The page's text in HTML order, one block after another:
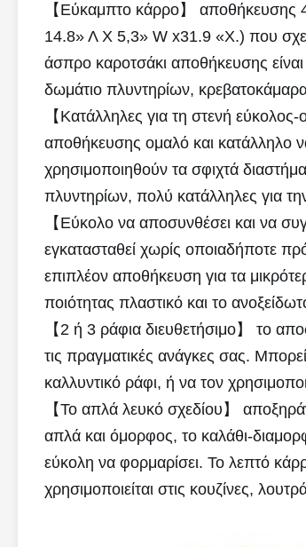
【Εύκαμπτο κάρρο】 αποθήκευσης
14.8» Λ Χ 5,3» W x31.9 «Χ.) που
άσπρο καροτσάκι αποθήκευσης
δωμάτιο πλυντηρίων,
【Κατάλληλες για τη στενή
αποθήκευσης ομαλό και κατάλληλο
χρησιμοποιηθούν τα σφιχτά
πλυντηρίων, πολύ κατάλληλες για
【Εύκολο να αποσυνθέσει και να
εγκατασταθεί χωρίς οποιαδήποτε
επιπλέον αποθήκευση για τα
ποιότητας πλαστικό και το
【2 ή 3 ράφια διευθετήσιμο】 το
τις πραγματικές ανάγκες σας.
καλλυντικό ράφι, ή να τον
【Το απλά λευκό σχεδίου】
απλά και όμορφος, το καλάθι-
εύκολη να φορμαρίσει. Το λεπτό
χρησιμοποιείται στις κουζίνες,